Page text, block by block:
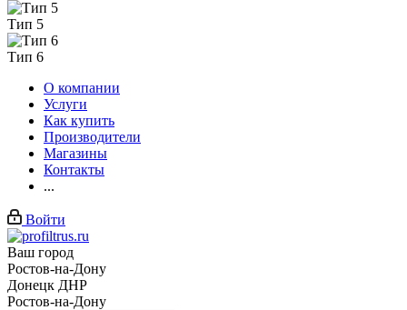
Тип 5
Тип 6
О компании
Услуги
Как купить
Производители
Магазины
Контакты
...
Войти
Ваш город
Ростов-на-Дону
Донецк ДНР
Ростов-на-Дону